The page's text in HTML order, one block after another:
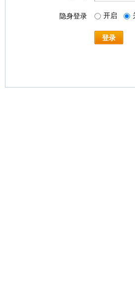
隐身登录 开启
登录